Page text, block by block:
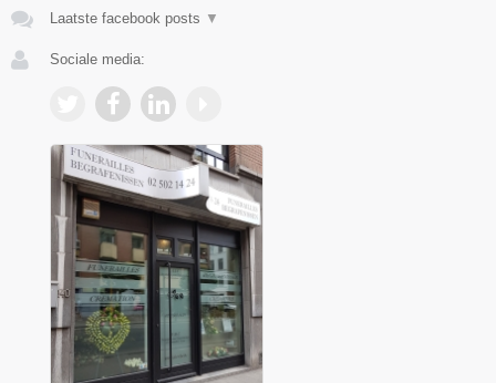
Laatste facebook posts ▼
Sociale media: